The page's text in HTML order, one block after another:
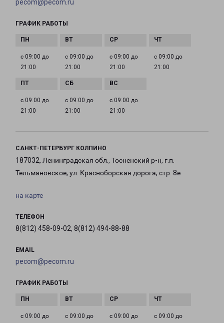
pecom@pecom.ru
ГРАФИК РАБОТЫ
с 09:00 до
21:00
с 09:00 до
21:00
с 09:00 до
21:00
с 09:00 до
21:00
с 09:00 до
21:00
с 09:00 до
21:00
с 09:00 до
21:00
САНКТ-ПЕТЕРБУРГ КОЛПИНО
187032, Ленинградская обл., Тосненский р-н, г.п.
Тельмановское, ул. Красноборская дорога, стр. 8е
на карте
ТЕЛЕФОН
8(812) 458-09-02, 8(812) 494-88-88
EMAIL
pecom@pecom.ru
ГРАФИК РАБОТЫ
с 09:00 до с 09:00 до с 09:00 до с 09:00 до